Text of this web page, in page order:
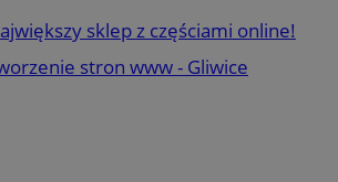
sklep z częściami online!
stron www - Gliwice